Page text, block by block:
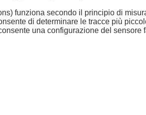
funziona secondo il principio di
di determinare le tracce più
una configurazione del sensore